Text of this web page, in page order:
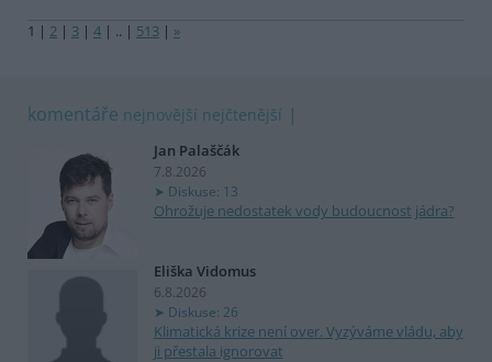
1 | 2 | 3 | 4 | .. | 513 | »
komentáře nejnovější nejčtenější
Jan Palaščák
7.8.2026
Diskuse: 13
Ohrožuje nedostatek vody budoucnost jádra?
Eliška Vidomus
6.8.2026
Diskuse: 26
Klimatická krize není over. Vyzýváme vládu, aby
ji přestala ignorovat